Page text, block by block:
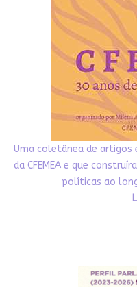
Uma coletânea de artigos
da CFEMEA e que
políticas ao